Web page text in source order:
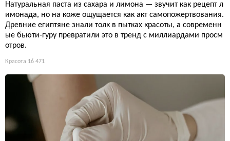
Натуральная паста из сахара и лимона — звучит как рецепт л
имонада, но на коже ощущается как акт самопожертвования.
Древние египтяне знали толк в пытках красоты, а современн
ые бьюти-гуру превратили это в тренд с миллиардами просм
отров.
Красота 16 471